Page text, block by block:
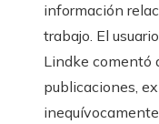
información
trabajo. El
Lindke comentó
publicaciones,